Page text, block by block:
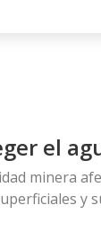
el
minera
y